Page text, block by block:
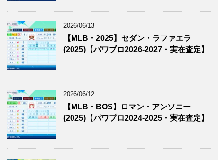
2026/06/13
【MLB・2025】セダン・ラファエラ
(2025)【パワプロ2026-2027・実在査定】
2026/06/12
【MLB・BOS】ロマン・アンソニー
(2025)【パワプロ2024-2025・実在査定】